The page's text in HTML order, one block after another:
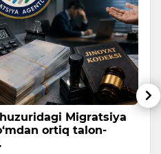
Migratsiya
ortiq talon-